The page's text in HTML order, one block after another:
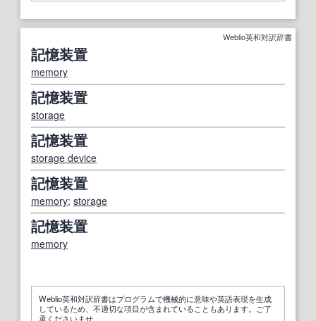
Weblio英和対訳辞書
記憶装置
memory
記憶装置
storage
記憶装置
storage device
記憶装置
memory; storage
記憶装置
memory
Weblio英和対訳辞書はプログラムで機械的に意味や英語表現を生成
しているため、不適切な項目が含まれていることもあります。ご了
承くださいませ。